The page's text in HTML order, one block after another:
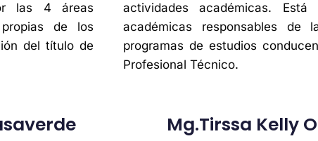
las 4 áreas
de los
del título de
actividades académicas.
académicas responsables de
programas de estudios
Profesional Técnico.
Mg.Tirssa Kelly